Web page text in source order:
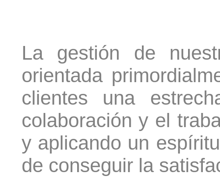
La gestión de
orientada
clientes una
colaboración y el
y aplicando un
de conseguir la